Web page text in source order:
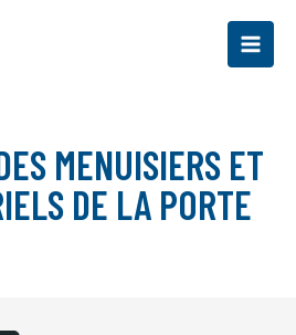
MENUISIERS ET
DE LA PORTE